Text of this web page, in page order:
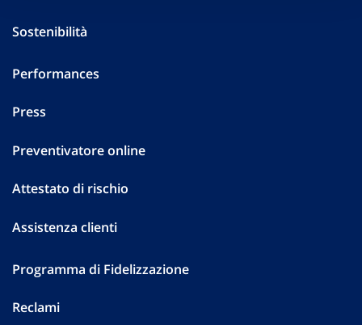
Sostenibilità
Performances
Press
Preventivatore online
Attestato di rischio
Assistenza clienti
Programma di Fidelizzazione
Reclami